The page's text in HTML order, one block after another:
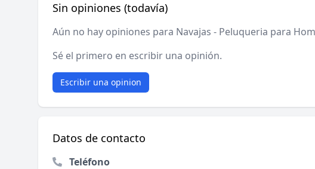
Sin opiniones (todavía)
Aún no hay opiniones para Navajas - Peluqueria para
Sé el primero en escribir una opinión.
Escribir una opinion
Datos de contacto
Teléfono